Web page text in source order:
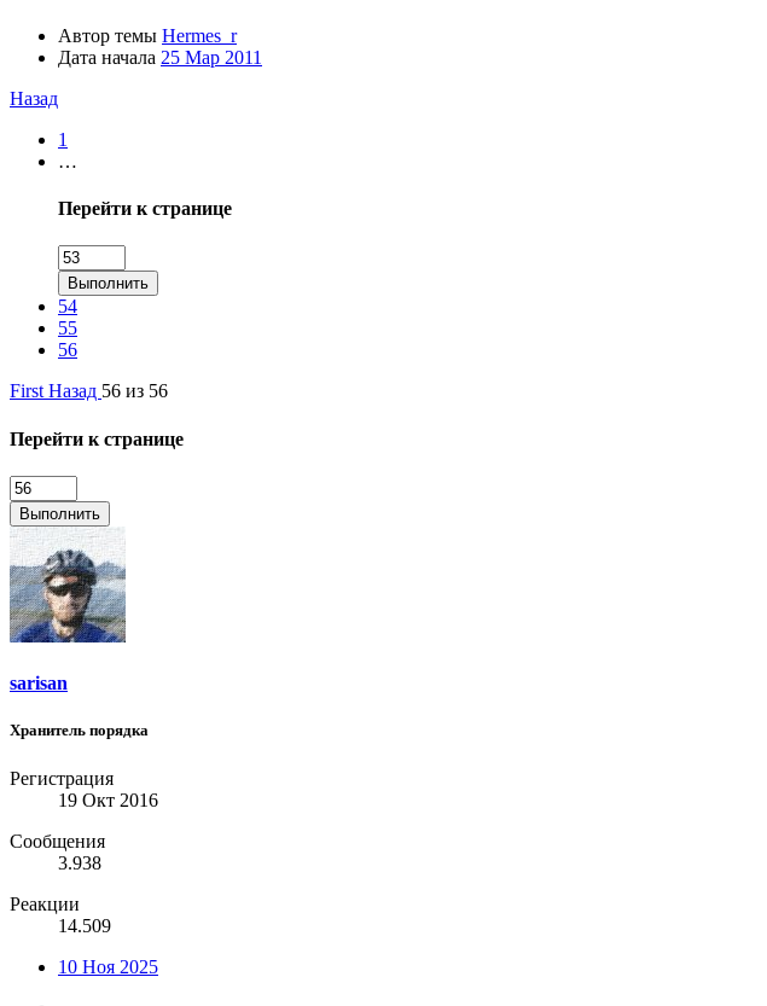
Автор темы Hermes_r
Дата начала 25 Мар 2011
Назад
1
…
Перейти к странице
Выполнить
54
55
56
First Назад 56 из 56
Перейти к странице
Выполнить
sarisan
Хранитель порядка
Регистрация
19 Окт 2016
Сообщения
3.938
Реакции
14.509
10 Ноя 2025